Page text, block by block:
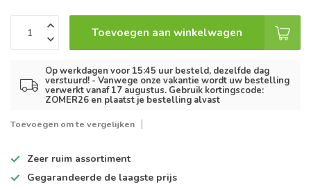
Toevoegen aan winkelwagen
Op werkdagen voor 15:45 uur besteld, dezelfde dag
verstuurd! - Vanwege onze vakantie wordt uw bestelling
verwerkt vanaf 17 augustus. Gebruik kortingscode:
ZOMER26 en plaatst je bestelling alvast
Toevoegen om te vergelijken
Zeer ruim assortiment
Gegarandeerde de laagste prijs